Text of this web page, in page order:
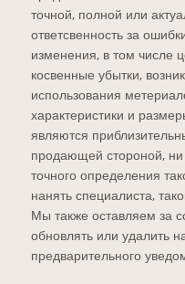
точной, полной или
ответсвенность за
изменения, в том числе
косвенные убытки,
использования
характеристики и
являются
продающей стороной,
точного определения
нанять специалиста,
Мы также оставляем за
обновлять или удалить
предварительного